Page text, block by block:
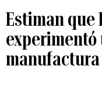
Estiman que
experimentó
manufactura